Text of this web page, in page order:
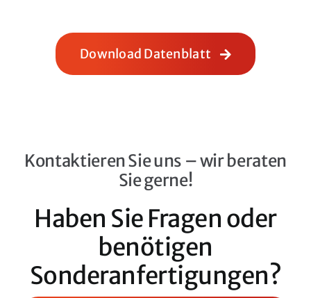
Download Datenblatt
Kontaktieren Sie uns – wir beraten
Sie gerne!
Haben Sie Fragen oder
benötigen
Sonderanfertigungen?